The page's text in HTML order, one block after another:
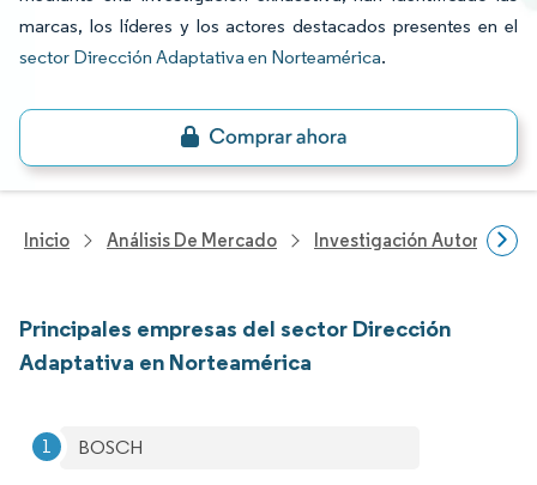
marcas, los líderes y los actores destacados presentes en el
sector Dirección Adaptativa en Norteamérica.
Inicio Análisis De Mercado Investigación Automotriz
Principales empresas del sector Dirección
Adaptativa en Norteamérica
BOSCH